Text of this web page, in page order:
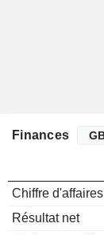
Finances
Chiffre d'affaires
Résultat net